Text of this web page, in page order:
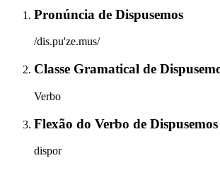
Pronúncia de Dispusemos
/dis.pu'ze.mus/
Classe Gramatical de
Verbo
Flexão do Verbo de Dispusemos
dispor